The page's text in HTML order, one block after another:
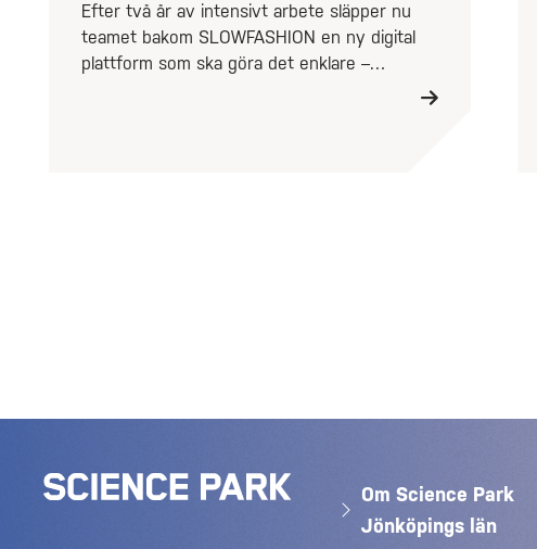
Efter två år av intensivt arbete släpper nu
teamet bakom SLOWFASHION en ny digital
plattform som ska göra det enklare –…
Om Science Park
Jönköpings län